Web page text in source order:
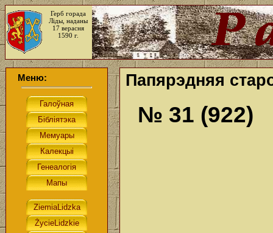
Герб горада
Ліды, наданы
17 верасня
1590 г.
Меню: Папярэдняя
№ 31 (922)